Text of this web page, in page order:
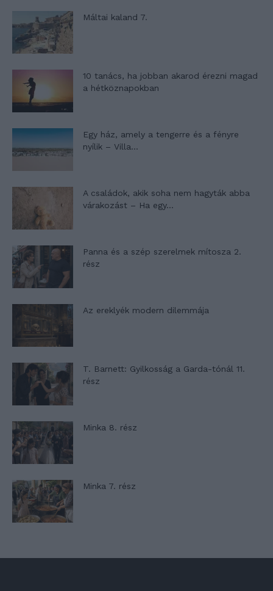
Máltai kaland 7.
10 tanács, ha jobban akarod érezni magad
a hétköznapokban
Egy ház, amely a tengerre és a fényre
nyílik – Villa...
A családok, akik soha nem hagyták abba
várakozást – Ha egy...
Panna és a szép szerelmek mítosza 2.
rész
Az ereklyék modern dilemmája
T. Barnett: Gyilkosság a Garda-tónál 11.
rész
Minka 8. rész
Minka 7. rész